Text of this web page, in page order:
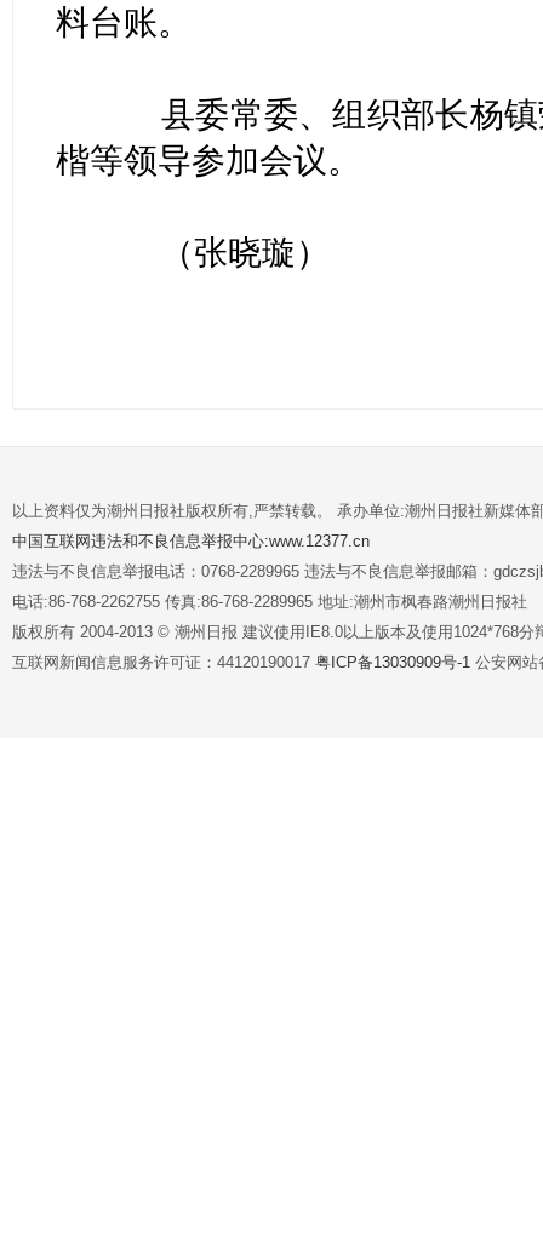
料台账。
县委常委、组织部长杨镇
楷等领导参加会议。
（张晓璇）
以上资料仅为潮州日报社版权所有,严禁转载。 承办单位:潮州日报社新媒体
中国互联网违法和不良信息举报中心:www.12377.cn
违法与不良信息举报电话：0768-2289965 违法与不良信息举报邮箱：
电话:86-768-2262755 传真:86-768-2289965 地址:潮州市枫春路潮州日报社
版权所有 2004-2013 © 潮州日报 建议使用IE8.0以上版本及使用1024*768分
互联网新闻信息服务许可证：44120190017 粤ICP备13030909号-1 公安网站